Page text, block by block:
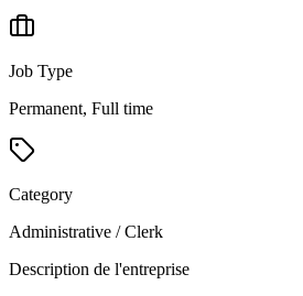
Job Type
Permanent, Full time
Category
Administrative / Clerk
Description de l'entreprise